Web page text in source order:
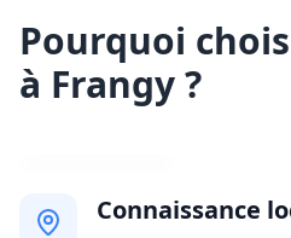
Pourquoi
à Frangy ?
Connaissance